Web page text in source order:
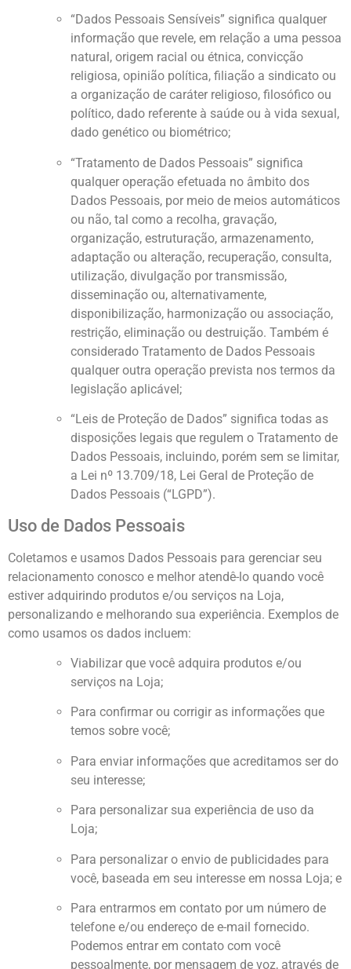
“Dados Pessoais Sensíveis” significa qualquer
informação que revele, em relação a uma pessoa
natural, origem racial ou étnica, convicção
religiosa, opinião política, filiação a sindicato ou
a organização de caráter religioso, filosófico ou
político, dado referente à saúde ou à vida sexual,
dado genético ou biométrico;
“Tratamento de Dados Pessoais” significa
qualquer operação efetuada no âmbito dos
Dados Pessoais, por meio de meios automáticos
ou não, tal como a recolha, gravação,
organização, estruturação, armazenamento,
adaptação ou alteração, recuperação, consulta,
utilização, divulgação por transmissão,
disseminação ou, alternativamente,
disponibilização, harmonização ou associação,
restrição, eliminação ou destruição. Também é
considerado Tratamento de Dados Pessoais
qualquer outra operação prevista nos termos da
legislação aplicável;
“Leis de Proteção de Dados” significa todas as
disposições legais que regulem o Tratamento de
Dados Pessoais, incluindo, porém sem se limitar,
a Lei nº 13.709/18, Lei Geral de Proteção de
Dados Pessoais (“LGPD”).
Uso de Dados Pessoais
Coletamos e usamos Dados Pessoais para gerenciar seu
relacionamento conosco e melhor atendê-lo quando você
estiver adquirindo produtos e/ou serviços na Loja,
personalizando e melhorando sua experiência. Exemplos de
como usamos os dados incluem:
Viabilizar que você adquira produtos e/ou
serviços na Loja;
Para confirmar ou corrigir as informações que
temos sobre você;
Para enviar informações que acreditamos ser do
seu interesse;
Para personalizar sua experiência de uso da
Loja;
Para personalizar o envio de publicidades para
você, baseada em seu interesse em nossa Loja; e
Para entrarmos em contato por um número de
telefone e/ou endereço de e-mail fornecido.
Podemos entrar em contato com você
pessoalmente, por mensagem de voz, através de